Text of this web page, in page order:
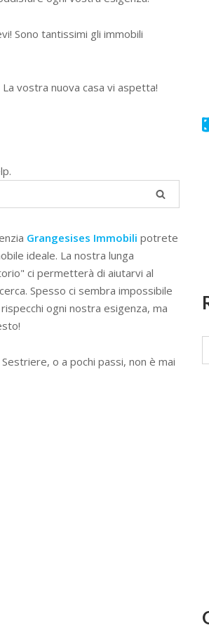
Sono tantissimi gli immobili
vostra nuova casa vi aspetta!
Grangesises Immobili potrete
ideale. La nostra lunga
ci permetterà di aiutarvi al
Spesso ci sembra impossibile
ogni nostra esigenza, ma
o a pochi passi, non è mai